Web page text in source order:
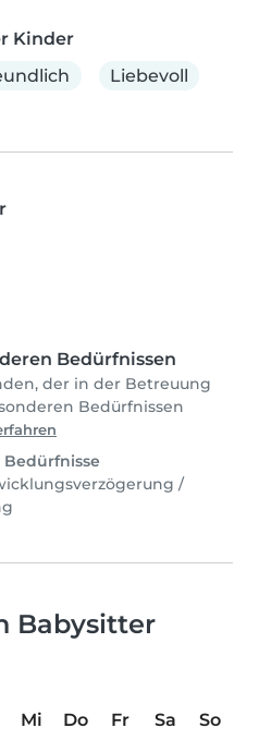
Kinder
Liebevoll
Bedürfnissen
der in der Betreuung
Bedürfnissen
/
Babysitter
Mi Do Fr Sa
So